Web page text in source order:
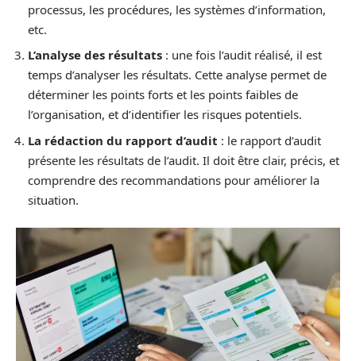
processus, les procédures, les systèmes d’information,
etc.
L’analyse des résultats : une fois l’audit réalisé, il est
temps d’analyser les résultats. Cette analyse permet de
déterminer les points forts et les points faibles de
l’organisation, et d’identifier les risques potentiels.
La rédaction du rapport d’audit : le rapport d’audit
présente les résultats de l’audit. Il doit être clair, précis, et
comprendre des recommandations pour améliorer la
situation.